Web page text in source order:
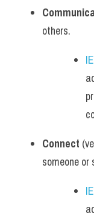
others.
Connect
someone or